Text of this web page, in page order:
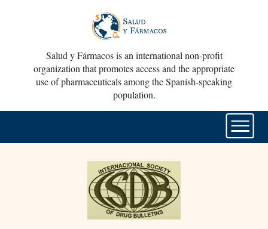
Salud y Fármacos is an international non-profit
organization that promotes access and the appropriate
use of pharmaceuticals among the Spanish-speaking
population.